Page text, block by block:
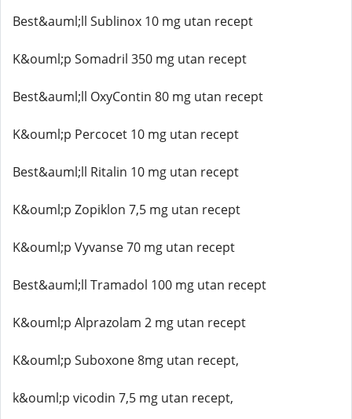
Best&auml;ll Sublinox 10 mg utan recept
K&ouml;p Somadril 350 mg utan recept
Best&auml;ll OxyContin 80 mg utan recept
K&ouml;p Percocet 10 mg utan recept
Best&auml;ll Ritalin 10 mg utan recept
K&ouml;p Zopiklon 7,5 mg utan recept
K&ouml;p Vyvanse 70 mg utan recept
Best&auml;ll Tramadol 100 mg utan recept
K&ouml;p Alprazolam 2 mg utan recept
K&ouml;p Suboxone 8mg utan recept,
k&ouml;p vicodin 7,5 mg utan recept,